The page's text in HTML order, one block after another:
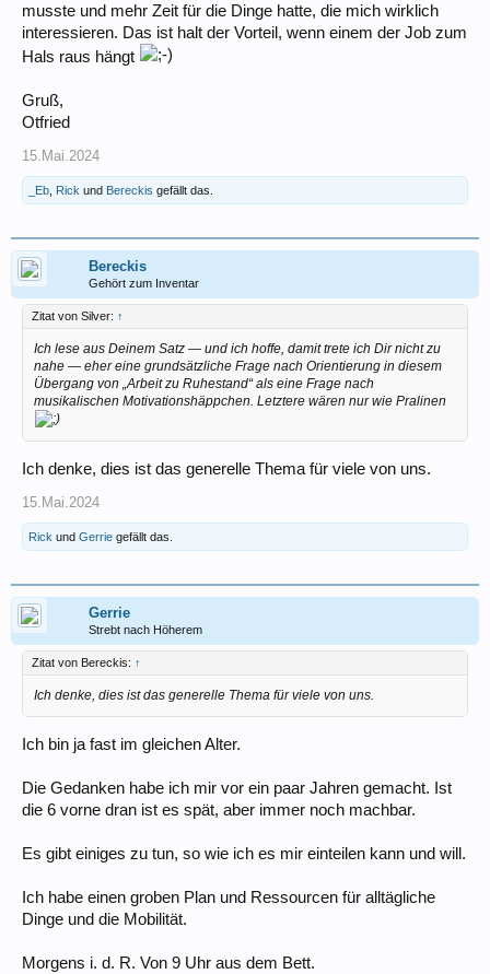
musste und mehr Zeit für die Dinge hatte, die mich wirklich
interessieren. Das ist halt der Vorteil, wenn einem der Job zum
Hals raus hängt
Gruß,
Otfried
15.Mai.2024
_Eb, Rick und Bereckis gefällt das.
Bereckis
Gehört zum Inventar
Zitat von Silver: ↑
Ich lese aus Deinem Satz — und ich hoffe, damit trete ich Dir nicht zu
nahe — eher eine grundsätzliche Frage nach Orientierung in diesem
Übergang von „Arbeit zu Ruhestand“ als eine Frage nach
musikalischen Motivationshäppchen. Letztere wären nur wie Pralinen
Ich denke, dies ist das generelle Thema für viele von uns.
15.Mai.2024
Rick und Gerrie gefällt das.
Gerrie
Strebt nach Höherem
Zitat von Bereckis: ↑
Ich denke, dies ist das generelle Thema für viele von uns.
Ich bin ja fast im gleichen Alter.
Die Gedanken habe ich mir vor ein paar Jahren gemacht. Ist
die 6 vorne dran ist es spät, aber immer noch machbar.
Es gibt einiges zu tun, so wie ich es mir einteilen kann und will.
Ich habe einen groben Plan und Ressourcen für alltägliche
Dinge und die Mobilität.
Morgens i. d. R. Von 9 Uhr aus dem Bett.